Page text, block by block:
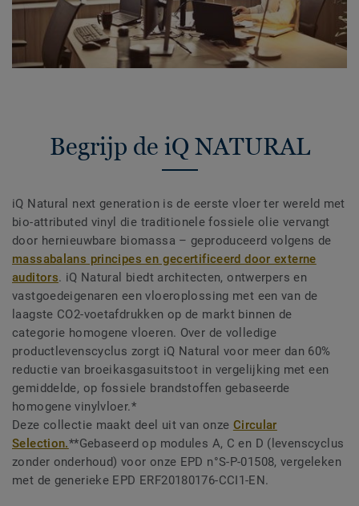
Begrijp de iQ NATURAL
iQ Natural next generation is de eerste vloer ter wereld met
bio-attributed vinyl die traditionele fossiele olie vervangt
door hernieuwbare biomassa – geproduceerd volgens de
massabalans principes en gecertificeerd door externe
auditors. iQ Natural biedt architecten, ontwerpers en
vastgoedeigenaren een vloeroplossing met een van de
laagste CO2-voetafdrukken op de markt binnen de
categorie homogene vloeren. Over de volledige
productlevenscyclus zorgt iQ Natural voor meer dan 60%
reductie van broeikasgasuitstoot in vergelijking met een
gemiddelde, op fossiele brandstoffen gebaseerde
homogene vinylvloer.*
Deze collectie maakt deel uit van onze Circular
Selection.**Gebaseerd op modules A, C en D (levenscyclus
zonder onderhoud) voor onze EPD n°S-P-01508, vergeleken
met de generieke EPD ERF20180176-CCI1-EN.